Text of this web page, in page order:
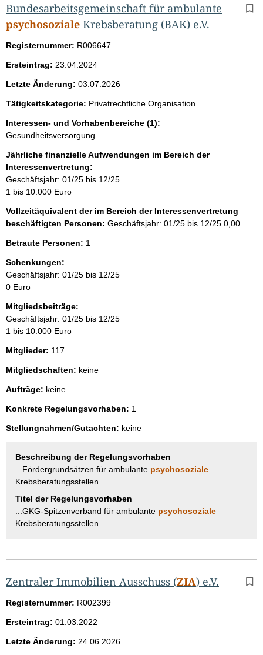
Bundesarbeitsgemeinschaft für ambulante
psychosoziale Krebsberatung (BAK) e.V.
Registernummer: R006647
Ersteintrag: 23.04.2024
Letzte Änderung: 03.07.2026
Tätigkeitskategorie: Privatrechtliche Organisation
Interessen- und Vorhabenbereiche (1):
Gesundheitsversorgung
Jährliche finanzielle Aufwendungen im Bereich der
Interessenvertretung:
Geschäftsjahr: 01/25 bis 12/25
1 bis 10.000 Euro
Vollzeitäquivalent der im Bereich der Interessenvertretung
beschäftigten Personen: Geschäftsjahr: 01/25 bis 12/25 0,00
Betraute Personen: 1
Schenkungen:
Geschäftsjahr: 01/25 bis 12/25
0 Euro
Mitgliedsbeiträge:
Geschäftsjahr: 01/25 bis 12/25
1 bis 10.000 Euro
Mitglieder: 117
Mitgliedschaften: keine
Aufträge: keine
Konkrete Regelungsvorhaben: 1
Stellungnahmen/Gutachten: keine
Beschreibung der Regelungsvorhaben
...Fördergrundsätzen für ambulante psychosoziale
Krebsberatungsstellen...
Titel der Regelungsvorhaben
...GKG-Spitzenverband für ambulante psychosoziale
Krebsberatungsstellen...
Zentraler Immobilien Ausschuss (ZIA) e.V.
Registernummer: R002399
Ersteintrag: 01.03.2022
Letzte Änderung: 24.06.2026